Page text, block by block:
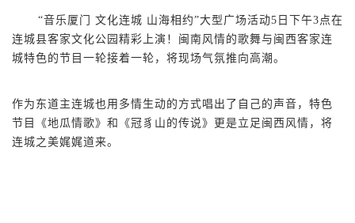
“音乐厦门 文化连城 山海相约”大型广场活动5日下午3点在
连城县客家文化公园精彩上演！闽南风情的歌舞与闽西客家连
城特色的节目一轮接着一轮，将现场气氛推向高潮。
作为东道主连城也用多情生动的方式唱出了自己的声音，特色
节目《地瓜情歌》和《冠豸山的传说》更是立足闽西风情，将
连城之美娓娓道来。